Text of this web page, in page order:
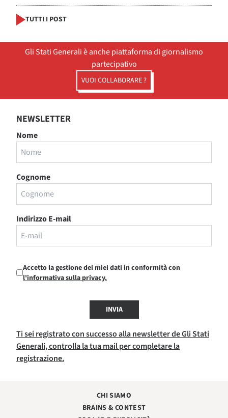
TUTTI I POST
Gli Stati Generali è anche piattaforma di giornalismo
partecipativo
VUOI COLLABORARE ?
NEWSLETTER
Nome
Cognome
Indirizzo E-mail
Accetto la gestione dei miei dati in conformità con
l'informativa sulla privacy.
INVIA
Ti sei registrato con successo alla newsletter de Gli Stati
Generali, controlla la tua mail per completare la
registrazione.
CHI SIAMO
BRAINS & CONTEST